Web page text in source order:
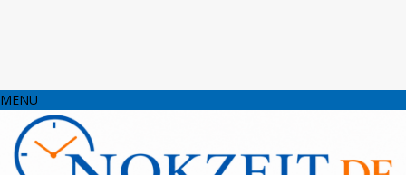
MENU